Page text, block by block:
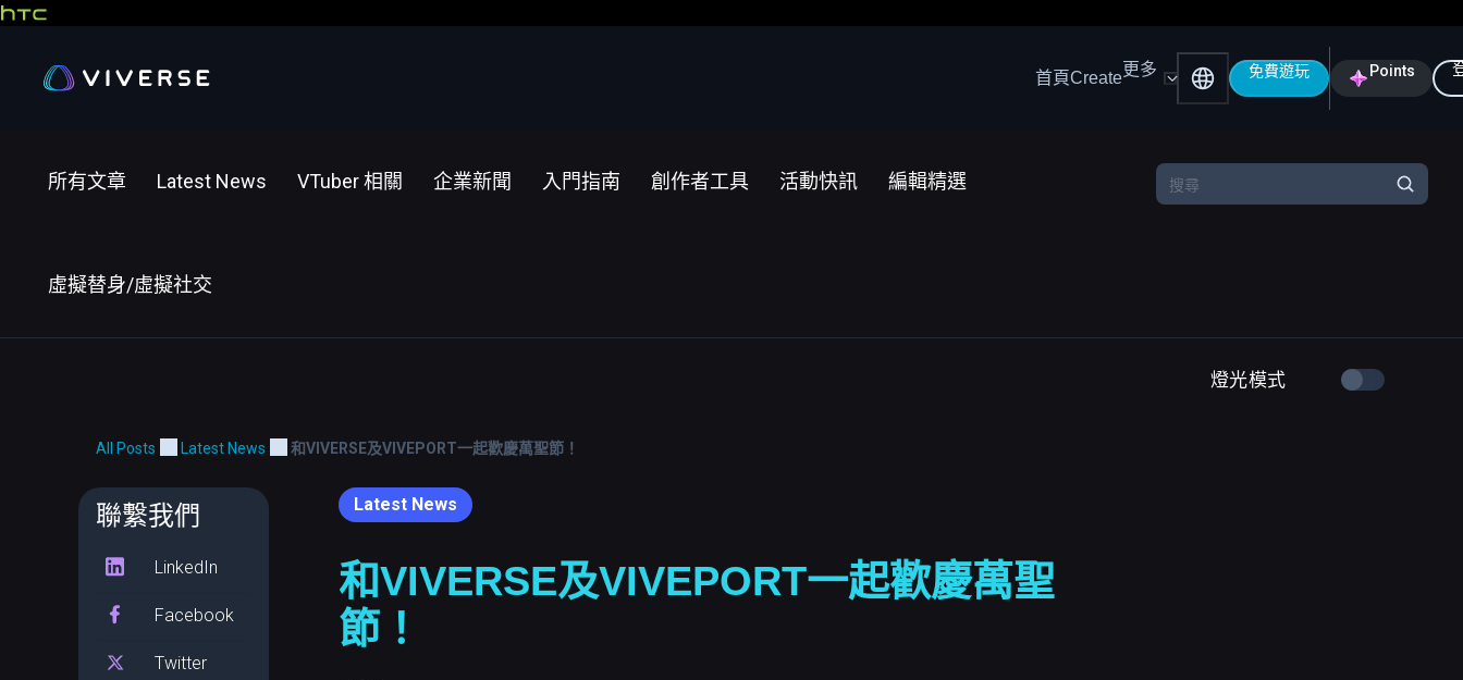
首頁Create更多 免費遊玩 Points
所有文章 Latest News VTuber 相關 企業新聞 入門指南 創作者工具 活動快訊 編輯精選
虛擬替身/虛擬社交
燈光模式
All Posts Latest News 和VIVERSE及VIVEPORT一起歡慶萬聖節！
聯繫我們
LinkedIn
Facebook
Twitter
Latest News
和VIVERSE及VIVEPORT一起歡慶萬聖
節！